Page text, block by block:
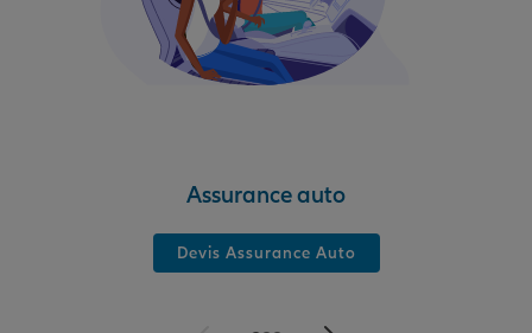
Assurance auto
Devis Assurance Auto